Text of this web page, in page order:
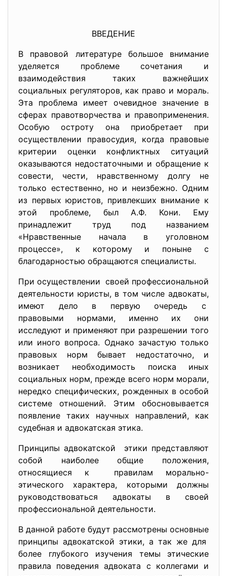
ВВЕДЕНИЕ
В правовой литературе большое внимание
уделяется проблеме сочетания и
взаимодействия таких важнейших
социальных регуляторов, как право и мораль.
Эта проблема имеет очевидное значение в
сферах правотворчества и правоприменения.
Особую остроту она приобретает при
осуществлении правосудия, когда правовые
критерии оценки конфликтных ситуаций
оказываются недостаточными и обращение к
совести, чести, нравственному долгу не
только естественно, но и неизбежно. Одним
из первых юристов, привлекших внимание к
этой проблеме, был А.Ф. Кони. Ему
принадлежит труд под названием
«Нравственные начала в уголовном
процессе», к которому и поныне с
благодарностью обращаются специалисты.
При осуществлении своей профессиональной
деятельности юристы, в том числе адвокаты,
имеют дело в первую очередь с
правовыми нормами, именно их они
исследуют и применяют при разрешении того
или иного вопроса. Однако зачастую только
правовых норм бывает недостаточно, и
возникает необходимость поиска иных
социальных норм, прежде всего норм морали,
нередко специфических, рожденных в особой
системе отношений. Этим обосновывается
появление таких научных направлений, как
судебная и адвокатская этика.
Принципы адвокатской этики представляют
собой наиболее общие положения,
относящиеся к правилам морально-
этического характера, которыми должны
руководствоваться адвокаты в своей
профессиональной деятельности.
В данной работе будут рассмотрены основные
принципы адвокатской этики, а так же для
более глубокого изучения темы этические
правила поведения адвоката с коллегами и